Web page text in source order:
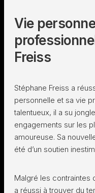
Vie
Freiss
Stéphane Freiss a
personnelle et sa vie
talentueux, il a su
engagements sur les
amoureuse. Sa
été d’un soutien
Malgré les contraintes
a réussi à trouver du